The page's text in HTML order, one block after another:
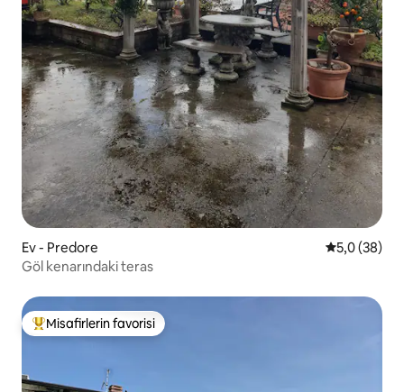
Ev - Predore 5 üzerinden
5,0 (38)
Göl kenarındaki teras
Misafirlerin favorilerinden en beğenilenler arasında
Misafirlerin favorisi